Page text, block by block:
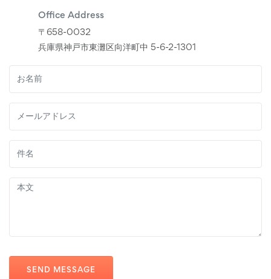
Office Address
〒658-0032
兵庫県神戸市東灘区向洋町中 5-6-2-1301